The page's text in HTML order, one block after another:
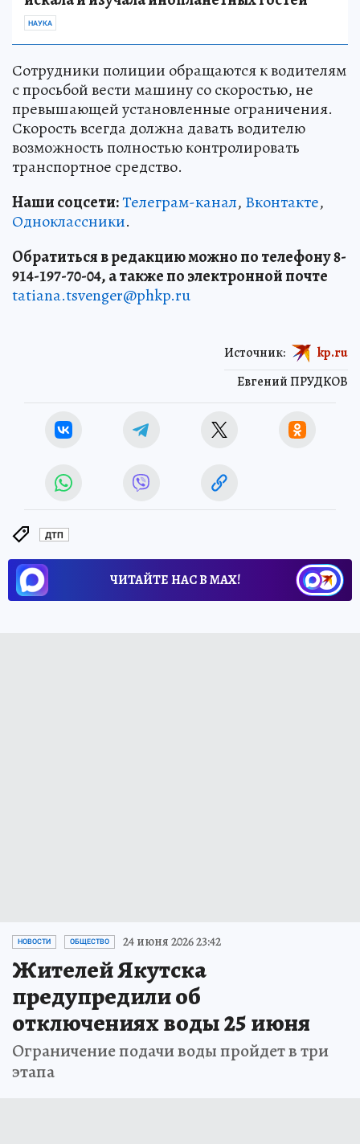
НАУКА
Сотрудники полиции обращаются к водителям
с просьбой вести машину со скоростью, не
превышающей установленные ограничения.
Скорость всегда должна давать водителю
возможность полностью контролировать
транспортное средство.
Наши соцсети:Телеграм-канал, Вконтакте,
Одноклассники.
Обратиться в редакцию можно по телефону 8-
914-197-70-04, а также по электронной почте
tatiana.tsvenger@phkp.ru
Евгений ПРУДКОВ
Источник: kp.ru
ДТП
ЧИТАЙТЕ НАС В МАХ!
НОВОСТИ ОБЩЕСТВО 24 июня 2026 23:42
Жителей Якутска
предупредили об
отключениях воды 25 июня
Ограничение подачи воды пройдет в три
этапа